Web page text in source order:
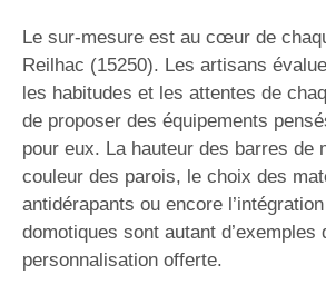
Le sur-mesure est au cœur de
Reilhac (15250). Les artisans
les habitudes et les attentes de
de proposer des équipements
pour eux. La hauteur des barres de
couleur des parois, le choix des
antidérapants ou encore
domotiques sont autant d’exemples
personnalisation offerte.